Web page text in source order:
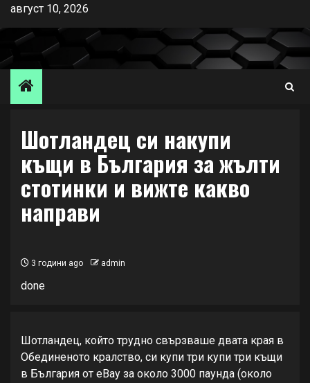
Skip
content
август 10, 2026
Шотландец си накупи
къщи в България за жълти
стотинки и вижте какво
направи
3 години ago admin
done
Шотландец, който трудно свързваше двата края в
Обединеното кралство, си купи три купи три къщи
в България от eBay за около 3000 паунда (около